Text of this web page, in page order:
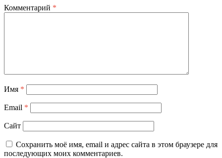
Комментарий *
Имя *
Email *
Сайт
Сохранить моё имя, email и адрес сайта в этом браузере для
последующих моих комментариев.